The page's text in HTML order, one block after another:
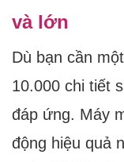
và lớn
Dù bạn cần
10.000 chi tiết
đáp ứng. Máy
động hiệu quả